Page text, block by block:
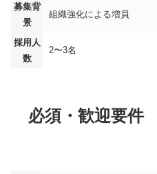
募集背
景
組織強化による増員
採用人
数
2〜3名
必須・歓迎要件